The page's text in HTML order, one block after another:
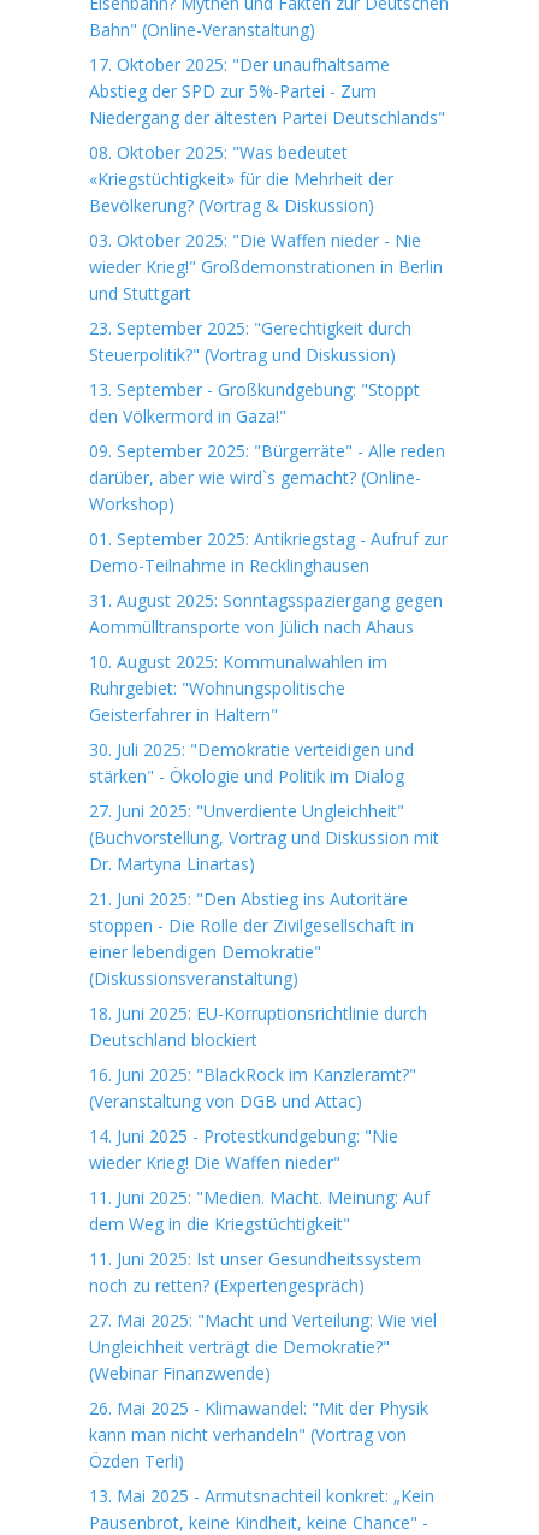
Bahn" (Online-Veranstaltung)
17. Oktober 2025: "Der unaufhaltsame
Abstieg der SPD zur 5%-Partei - Zum
Niedergang der ältesten Partei Deutschlands"
08. Oktober 2025: "Was bedeutet
«Kriegstüchtigkeit» für die Mehrheit der
Bevölkerung? (Vortrag & Diskussion)
03. Oktober 2025: "Die Waffen nieder - Nie
wieder Krieg!" Großdemonstrationen in Berlin
und Stuttgart
23. September 2025: "Gerechtigkeit durch
Steuerpolitik?" (Vortrag und Diskussion)
13. September - Großkundgebung: "Stoppt
den Völkermord in Gaza!"
09. September 2025: "Bürgerräte" - Alle reden
darüber, aber wie wird`s gemacht? (Online-
Workshop)
01. September 2025: Antikriegstag - Aufruf zur
Demo-Teilnahme in Recklinghausen
31. August 2025: Sonntagsspaziergang gegen
Aommülltransporte von Jülich nach Ahaus
10. August 2025: Kommunalwahlen im
Ruhrgebiet: "Wohnungspolitische
Geisterfahrer in Haltern"
30. Juli 2025: "Demokratie verteidigen und
stärken" - Ökologie und Politik im Dialog
27. Juni 2025: "Unverdiente Ungleichheit"
(Buchvorstellung, Vortrag und Diskussion mit
Dr. Martyna Linartas)
21. Juni 2025: "Den Abstieg ins Autoritäre
stoppen - Die Rolle der Zivilgesellschaft in
einer lebendigen Demokratie"
(Diskussionsveranstaltung)
18. Juni 2025: EU-Korruptionsrichtlinie durch
Deutschland blockiert
16. Juni 2025: "BlackRock im Kanzleramt?"
(Veranstaltung von DGB und Attac)
14. Juni 2025 - Protestkundgebung: "Nie
wieder Krieg! Die Waffen nieder"
11. Juni 2025: "Medien. Macht. Meinung: Auf
dem Weg in die Kriegstüchtigkeit"
11. Juni 2025: Ist unser Gesundheitssystem
noch zu retten? (Expertengespräch)
27. Mai 2025: "Macht und Verteilung: Wie viel
Ungleichheit verträgt die Demokratie?"
(Webinar Finanzwende)
26. Mai 2025 - Klimawandel: "Mit der Physik
kann man nicht verhandeln" (Vortrag von
Özden Terli)
13. Mai 2025 - Armutsnachteil konkret: „Kein
Pausenbrot, keine Kindheit, keine Chance" -